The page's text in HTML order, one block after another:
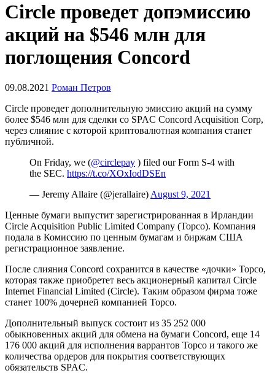
Circle проведет допэмиссию
акций на $546 млн для
поглощения Concord
09.08.2021 Роман Петров
Circle проведет дополнительную эмиссию акций на сумму
более $546 млн для сделки со SPAC Concord Acquisition Corp,
через слияние с которой криптовалютная компания станет
публичной.
On Friday, we (@circlepay ) filed our Form S-4 with
the SEC. https://t.co/XOxIodDSEn
— Jeremy Allaire (@jerallaire) August 9, 2021
Ценные бумаги выпустит зарегистрированная в Ирландии
Circle Acquisition Public Limited Company (Topco). Компания
подала в Комиссию по ценным бумагам и биржам США
регистрационное заявление.
После слияния Concord сохранится в качестве «дочки» Topco,
которая также приобретет весь акционерный капитал Circle
Internet Financial Limited (Circle). Таким образом фирма тоже
станет 100% дочерней компанией Topco.
Дополнительный выпуск состоит из 35 252 000
обыкновенных акций для обмена на бумаги Concord, еще 14
176 000 акций для исполнения варрантов Topco и такого же
количества ордеров для покрытия соответствующих
обязательств SPAC.